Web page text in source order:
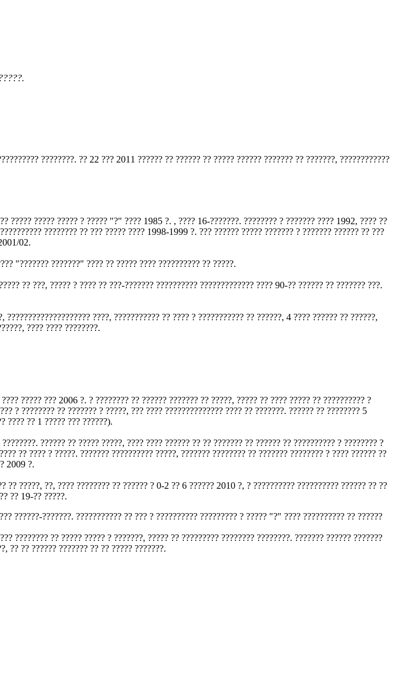
????????. ?? 22 ??? 2011 ?????? ?? ?????? ?? ????? ?????? ??????? ?? ???????, ????????????
????? ????? ????? ? ????? "?" ???? 1985 ?. , ???? 16-???????. ???????? ? ??????? ???? 1992, ???? ??
???????? ?? ??? ????? ???? 1998-1999 ?. ??? ?????? ????? ??????? ? ??????? ?????? ?? ???
02.
"??????? ???????" ???? ?? ????? ???? ?????????? ?? ?????.
?? ???, ????? ? ???? ?? ???-??????? ?????????? ????????????? ???? 90-?? ?????? ?? ??????? ???.
????, ??????????? ?? ???? ? ??????????? ?? ??????, 4 ???? ?????? ?? ??????,
???? ???? ????????.
????? ??? 2006 ?. ? ???????? ?? ?????? ??????? ?? ?????, ????? ?? ???? ????? ?? ?????????? ?
? ???????? ?? ??????? ? ?????, ??? ???? ?????????????? ???? ?? ???????. ?????? ?? ???????? 5
???? ?? 1 ????? ??? ??????).
?????? ?? ????? ?????, ???? ???? ?????? ?? ?? ??????? ?? ?????? ?? ?????????? ? ???????? ?
?? ???? ? ?????. ??????? ?????????? ?????, ??????? ???????? ?? ??????? ???????? ? ???? ?????? ??
2009 ?.
?? ?????, ??, ???? ???????? ?? ?????? ? 0-2 ?? 6 ?????? 2010 ?, ? ?????????? ?????????? ?????? ?? ??
?? 19-?? ?????.
??????-???????. ??????????? ?? ??? ? ?????????? ????????? ? ????? "?" ???? ?????????? ?? ??????
???????? ?? ????? ????? ? ???????, ????? ?? ????????? ???????? ????????. ??????? ?????? ???????
?? ?? ?????? ??????? ?? ?? ????? ???????.